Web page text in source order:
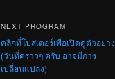
NEXT PROGRAM
คลิกที่โปสเตอร์เพื่อเปิดดูตัวอย่าง
(วันที่คร่าวๆ ครับ อาจมีการ
เปลี่ยนแปลง)